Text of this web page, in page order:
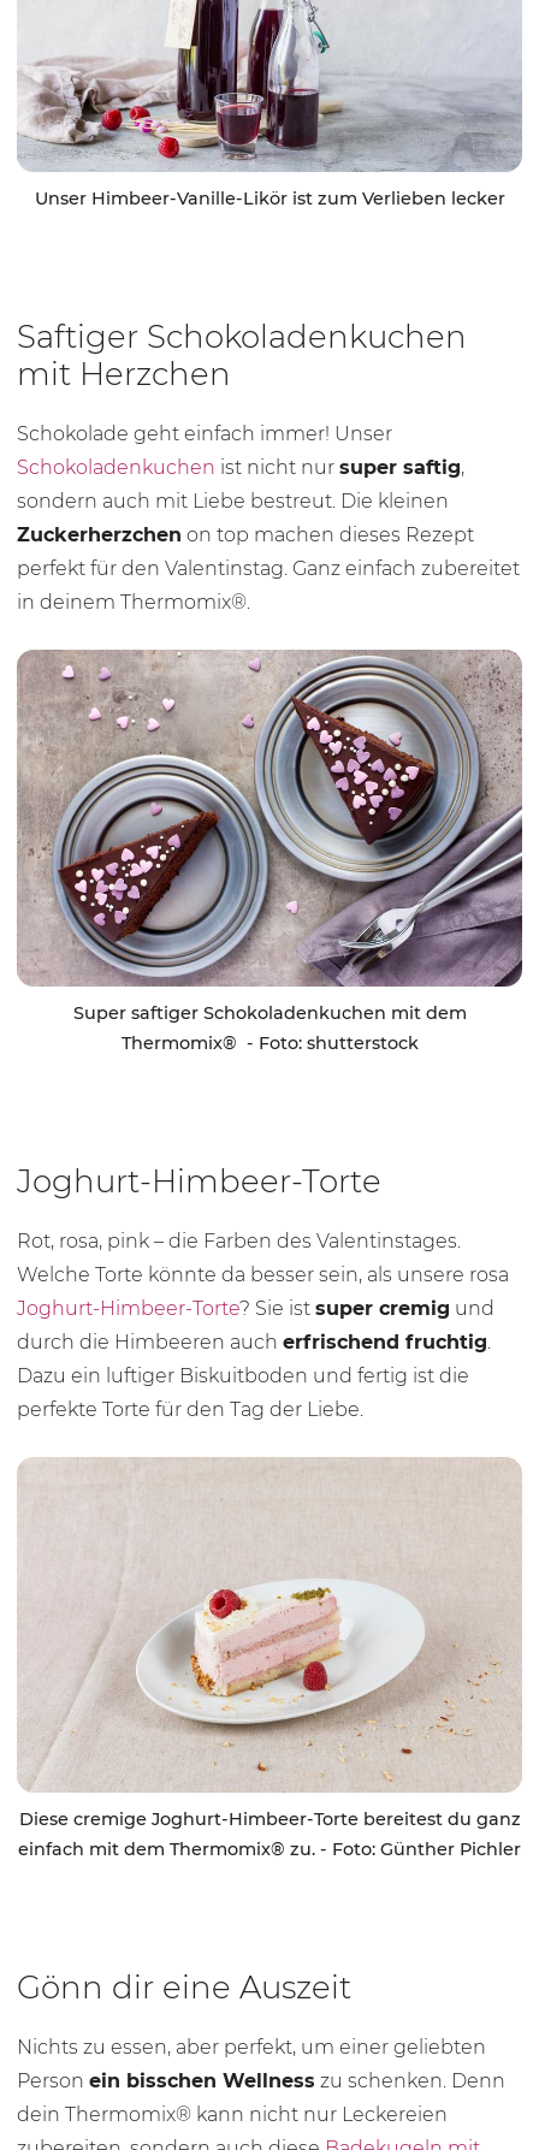
Unser Himbeer-Vanille-Likör ist zum Verlieben lecker
Saftiger Schokoladenkuchen
mit Herzchen
Schokolade geht einfach immer! Unser
Schokoladenkuchen ist nicht nur super saftig,
sondern auch mit Liebe bestreut. Die kleinen
Zuckerherzchen on top machen dieses Rezept
perfekt für den Valentinstag. Ganz einfach zubereitet
in deinem Thermomix®.
Super saftiger Schokoladenkuchen mit dem
Thermomix® - Foto: shutterstock
Joghurt-Himbeer-Torte
Rot, rosa, pink – die Farben des Valentinstages.
Welche Torte könnte da besser sein, als unsere rosa
Joghurt-Himbeer-Torte? Sie ist super cremig und
durch die Himbeeren auch erfrischend fruchtig
Dazu ein luftiger Biskuitboden und fertig ist die
perfekte Torte für den Tag der Liebe.
Diese cremige Joghurt-Himbeer-Torte bereitest du ganz
einfach mit dem Thermomix® zu. - Foto: Günther Pichler
Gönn dir eine Auszeit
Nichts zu essen, aber perfekt, um einer geliebten
Person ein bisschen Wellness zu schenken. Denn
dein Thermomix® kann nicht nur Leckereien